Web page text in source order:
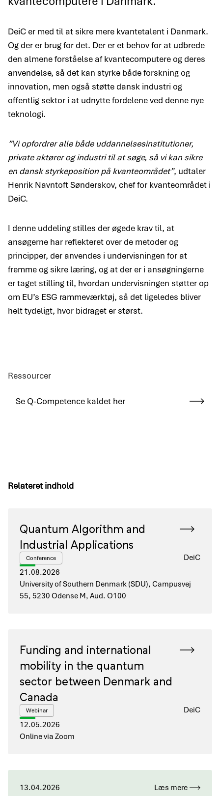
DeiC er med til at sikre mere kvantetalent i Danmark.
Og der er brug for det. Der er et behov for at udbrede
den almene forståelse af kvantecomputere og deres
anvendelse, så det kan styrke både forskning og
innovation, men også støtte dansk industri og
offentlig sektor i at udnytte fordelene ved denne nye
teknologi.
”Vi opfordrer alle både uddannelsesinstitutioner,
private aktører og industri til at søge, så vi kan sikre
en dansk styrkeposition på kvanteområdet”, udtaler
Henrik Navntoft Sønderskov, chef for kvanteområdet i
DeiC.
I denne uddeling stilles der øgede krav til, at
ansøgerne har reflekteret over de metoder og
principper, der anvendes i undervisningen for at
fremme og sikre læring, og at der er i ansøgningerne
er taget stilling til, hvordan undervisningen støtter op
om EU’s ESG rammeværktøj, så det ligeledes bliver
helt tydeligt, hvor bidraget er størst.
Ressourcer
Se Q-Competence kaldet her
Relateret indhold
Quantum Algorithm and
Industrial Applications
Conference
DeiC
21.08.2026
University of Southern Denmark (SDU), Campusvej
55, 5230 Odense M, Aud. O100
Funding and international
mobility in the quantum
sector between Denmark and
Canada
Webinar
DeiC
12.05.2026
Online via Zoom
13.04.2026 Læs mere